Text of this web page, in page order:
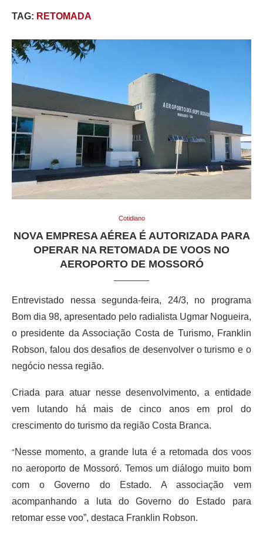
TAG: RETOMADA
Cotidiano
NOVA EMPRESA AÉREA É AUTORIZADA PARA
OPERAR NA RETOMADA DE VOOS NO
AEROPORTO DE MOSSORÓ
Entrevistado nessa segunda-feira, 24/3, no programa
Bom dia 98, apresentado pelo radialista Ugmar Nogueira,
o presidente da Associação Costa de Turismo, Franklin
Robson, falou dos desafios de desenvolver o turismo e o
negócio nessa região.
Criada para atuar nesse desenvolvimento, a entidade
vem lutando há mais de cinco anos em prol do
crescimento do turismo da região Costa Branca.
“Nesse momento, a grande luta é a retomada dos voos
no aeroporto de Mossoró. Temos um diálogo muito bom
com o Governo do Estado. A associação vem
acompanhando a luta do Governo do Estado para
retomar esse voo”, destaca Franklin Robson.